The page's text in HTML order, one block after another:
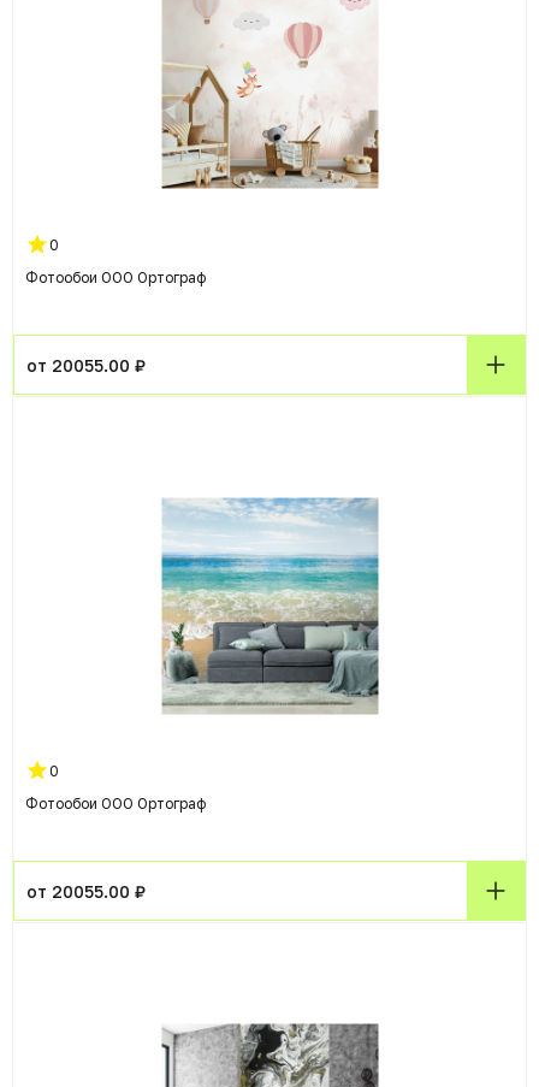
0
Фотообои ООО Ортограф
от 20055.00 ₽
0
Фотообои ООО Ортограф
от 20055.00 ₽